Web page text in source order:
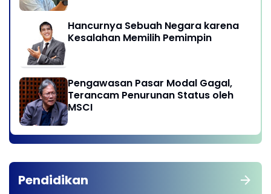
Hancurnya Sebuah Negara karena
Kesalahan Memilih Pemimpin
Pengawasan Pasar Modal Gagal,
Terancam Penurunan Status oleh
MSCI
Pendidikan